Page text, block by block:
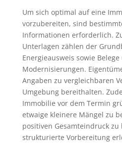
Um sich optimal auf eine
vorzubereiten, sind
Informationen erforderlich.
Unterlagen zählen der
Energieausweis sowie
Modernisierungen.
Angaben zu vergleichbaren
Umgebung bereithalten.
Immobilie vor dem Termin
etwaige kleinere Mängel zu
positiven Gesamteindruck zu
strukturierte Vorbereitung